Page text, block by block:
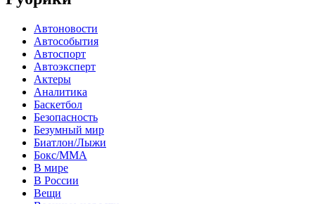
Автоновости
Автособытия
Автоспорт
Автоэксперт
Актеры
Аналитика
Баскетбол
Безопасность
Безумный мир
Биатлон/Лыжи
Бокс/MMA
В мире
В России
Вещи